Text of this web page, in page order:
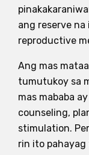
ang reserve
reproductive
Ang mas
tumutukoy sa
mas mababa
counseling,
stimulation.
rin ito